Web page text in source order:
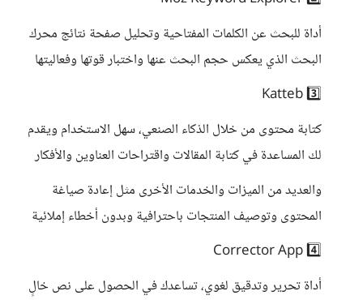
أداة للبحث عن الكلمات المفتاحية وتحليل صفحة نتائج محرك
البحث الذي يعكس حجم البحث عنها واختبار قوتها وفعاليتها
3️⃣ Katteb
كتابة محتوى من خلال الذكاء الصنعي، سهل الاستخدام ويقدم
لك المساعدة في كتابة المقالات واقتراحات العناوين والأفكار
والعديد من الميزات والخدمات الأخرى مثل إعادة صياغة
المحتوى وتوصيف المنتجات باحترافية وبدون أخطاء إملائية
4️⃣ Corrector App
أداة تحرير وتدقيق لغوي، تساعدك في الحصول على نص خالٍ